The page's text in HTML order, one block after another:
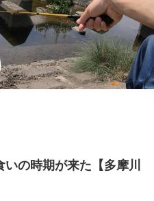
の時期が来た【多摩川